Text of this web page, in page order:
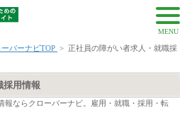
MENU
バーナビTOP > 正社員の障がい者求人・就職採
採用情報
報ならクローバーナビ。雇用・就職・採用・転